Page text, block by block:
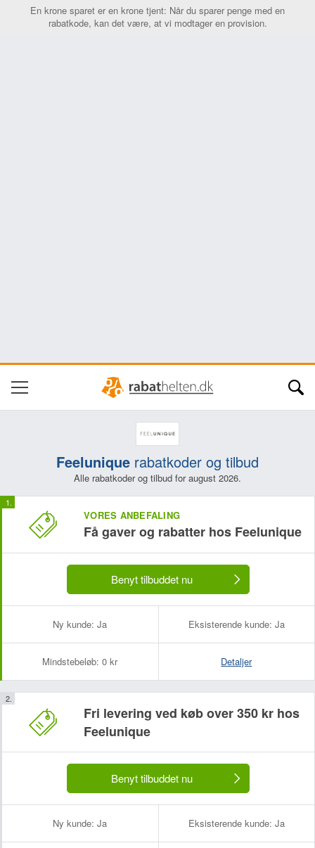
En krone sparet er en krone tjent: Når du sparer penge med en
rabatkode, kan det være, at vi modtager en provision.
Feelunique rabatkoder og tilbud
Alle rabatkoder og tilbud for august 2026.
VORES ANBEFALING
Få gaver og rabatter hos Feelunique
Benyt tilbuddet nu
Ny kunde: Ja Eksisterende kunde: Ja
Mindstebeløb: 0 kr Detaljer
Fri levering ved køb over 350 kr hos
Feelunique
Benyt tilbuddet nu
Ny kunde: Ja Eksisterende kunde: Ja